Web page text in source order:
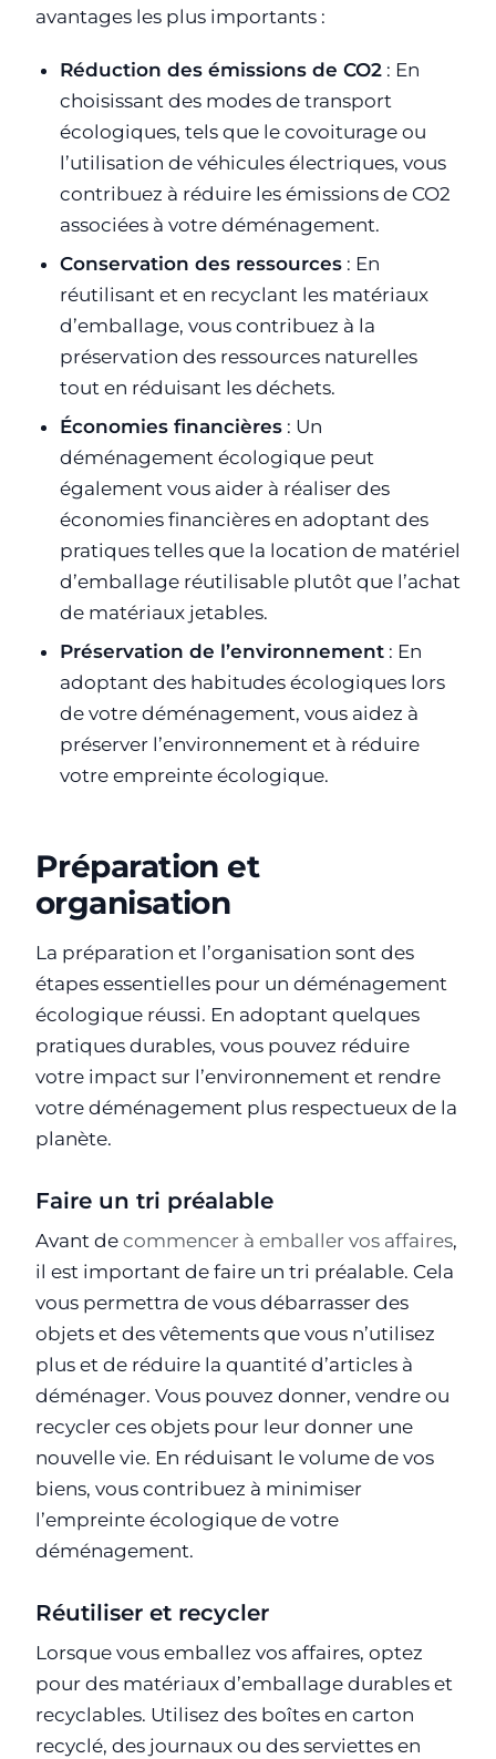
avantages les plus importants :
Réduction des émissions de CO2 : En
choisissant des modes de transport
écologiques, tels que le covoiturage ou
l’utilisation de véhicules électriques, vous
contribuez à réduire les émissions de CO2
associées à votre déménagement.
Conservation des ressources : En
réutilisant et en recyclant les matériaux
d’emballage, vous contribuez à la
préservation des ressources naturelles
tout en réduisant les déchets.
Économies financières : Un
déménagement écologique peut
également vous aider à réaliser des
économies financières en adoptant des
pratiques telles que la location de matériel
d’emballage réutilisable plutôt que l’achat
de matériaux jetables.
Préservation de l’environnement : En
adoptant des habitudes écologiques lors
de votre déménagement, vous aidez à
préserver l’environnement et à réduire
votre empreinte écologique.
Préparation et
organisation
La préparation et l’organisation sont des
étapes essentielles pour un déménagement
écologique réussi. En adoptant quelques
pratiques durables, vous pouvez réduire
votre impact sur l’environnement et rendre
votre déménagement plus respectueux de la
planète.
Faire un tri préalable
Avant de commencer à emballer vos affaires,
il est important de faire un tri préalable. Cela
vous permettra de vous débarrasser des
objets et des vêtements que vous n’utilisez
plus et de réduire la quantité d’articles à
déménager. Vous pouvez donner, vendre ou
recycler ces objets pour leur donner une
nouvelle vie. En réduisant le volume de vos
biens, vous contribuez à minimiser
l’empreinte écologique de votre
déménagement.
Réutiliser et recycler
Lorsque vous emballez vos affaires, optez
pour des matériaux d’emballage durables et
recyclables. Utilisez des boîtes en carton
recyclé, des journaux ou des serviettes en